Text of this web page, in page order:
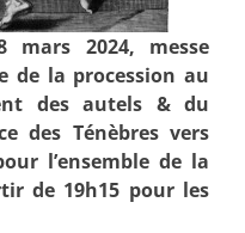
2024, messe
de la procession au
des autels & du
des Ténèbres vers
l’ensemble de la
de 19h15 pour les